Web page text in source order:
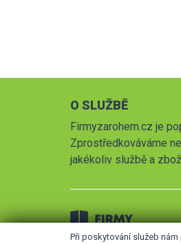
O SLUŽBĚ
Firmyzarohem.cz je
Zprostředkováváme
jakékoliv službě a
Při poskytování služeb